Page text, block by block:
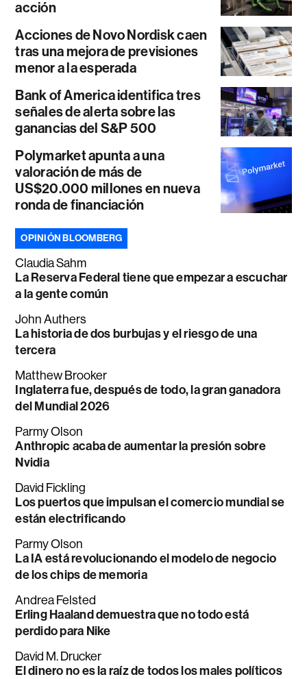
acción
Acciones de Novo Nordisk caen
tras una mejora de previsiones
menor a la esperada
Bank of America identifica tres
señales de alerta sobre las
ganancias del S&P 500
Polymarket apunta a una
valoración de más de
US$20.000 millones en nueva
ronda de financiación
OPINIÓN BLOOMBERG
Claudia Sahm
La Reserva Federal tiene que empezar a escuchar
a la gente común
John Authers
La historia de dos burbujas y el riesgo de una
tercera
Matthew Brooker
Inglaterra fue, después de todo, la gran ganadora
del Mundial 2026
Parmy Olson
Anthropic acaba de aumentar la presión sobre
Nvidia
David Fickling
Los puertos que impulsan el comercio mundial se
están electrificando
Parmy Olson
La IA está revolucionando el modelo de negocio
de los chips de memoria
Andrea Felsted
Erling Haaland demuestra que no todo está
perdido para Nike
David M. Drucker
El dinero no es la raíz de todos los males políticos